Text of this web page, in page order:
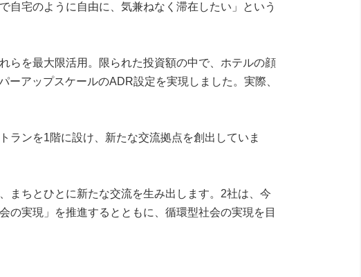
自宅のように自由に、気兼ねなく滞在したい」という
らを最大限活用。限られた投資額の中で、ホテルの顔
アップスケールのADR設定を実現しました。実際、
ンを1階に設け、新たな交流拠点を創出していま
ちとひとに新たな交流を生み出します。2社は、今
の実現」を推進するとともに、循環型社会の実現を目